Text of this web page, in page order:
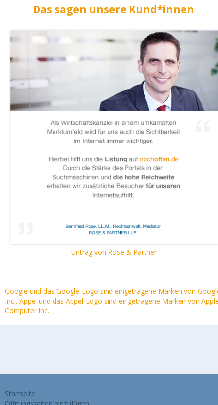
Das sagen unsere Kund*innen
Eintrag von Rose & Partner
Google und das Google-Logo sind eingetragene Marken von
Inc., Appel und das Appel-Logo sind eingetragene Marken von
Computer Inc.
Startseite
Öffnungszeiten hinzufügen